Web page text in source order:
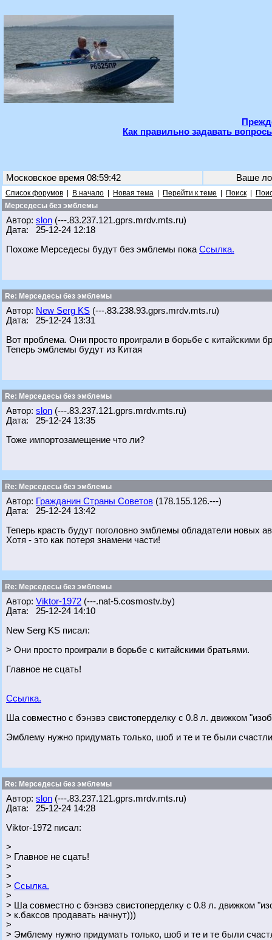
Как правильно задавать
Московское время 08:59:42 Ваше
Список форумов В начало Новая тема Перейти к теме Поиск
Мерседесы без эмблемы
Автор: slon (---.83.237.121.gprs.mrdv.mts.ru)
Дата: 25-12-24 12:18
Похоже Мерседесы будут без эмблемы пока Ссылка.
Re: Мерседесы без эмблемы
Автор: New Serg KS (---.83.238.93.gprs.mrdv.mts.ru)
Дата: 25-12-24 13:31
Вот проблема. Они просто проиграли в борьбе с китайскими
Теперь эмблемы будут из Китая
Re: Мерседесы без эмблемы
Автор: slon (---.83.237.121.gprs.mrdv.mts.ru)
Дата: 25-12-24 13:35
Тоже импортозамещение что ли?
Re: Мерседесы без эмблемы
Автор: Гражданин Страны Советов (178.155.126.---)
Дата: 25-12-24 13:42
Теперь красть будут поголовно эмблемы обладатели новых
Хотя - это как потеря знамени части!
Re: Мерседесы без эмблемы
Автор: Viktor-1972 (---.nat-5.cosmostv.by)
Дата: 25-12-24 14:10
New Serg KS писал:
> Они просто проиграли в борьбе с китайскими братьями.
Главное не сцать!
Ссылка.
Ша совместно с бэнэвэ свистоперделку с 0.8 л. движком
Эмблему нужно придумать только, шоб и те и те были
Re: Мерседесы без эмблемы
Автор: slon (---.83.237.121.gprs.mrdv.mts.ru)
Дата: 25-12-24 14:28
Viktor-1972 писал:
>
> Главное не сцать!
>
>
> Ссылка.
>
> Ша совместно с бэнэвэ свистоперделку с 0.8 л. движком
> к.баксов продавать начнут)))
>
> Эмблему нужно придумать только, шоб и те и те были